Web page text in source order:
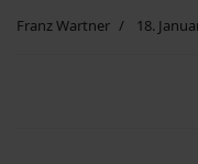
Franz Wartner 18.